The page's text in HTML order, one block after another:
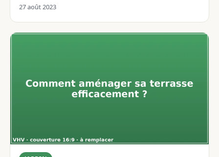
27 août 2023